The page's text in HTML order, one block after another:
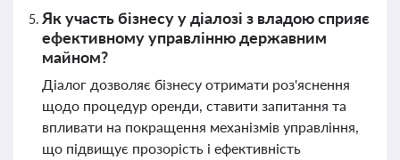
Як участь бізнесу у діалозі з владою сприяє
ефективному управлінню державним
майном?
Діалог дозволяє бізнесу отримати роз'яснення
щодо процедур оренди, ставити запитання та
впливати на покращення механізмів управління,
що підвищує прозорість і ефективність